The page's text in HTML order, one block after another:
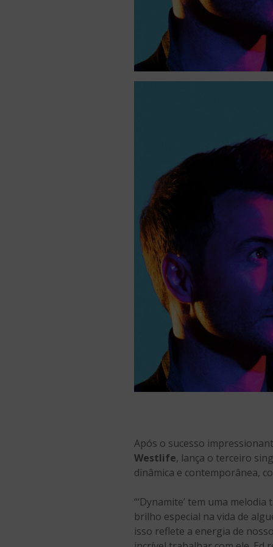
Após o sucesso
Westlife, lança o terceiro
dinâmica e contemporânea,
“‘Dynamite’ tem uma
brilho especial na vida de
isso reflete a energia de